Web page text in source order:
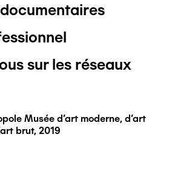
sur les réseaux
Musée d'art moderne, d'art
brut, 2019